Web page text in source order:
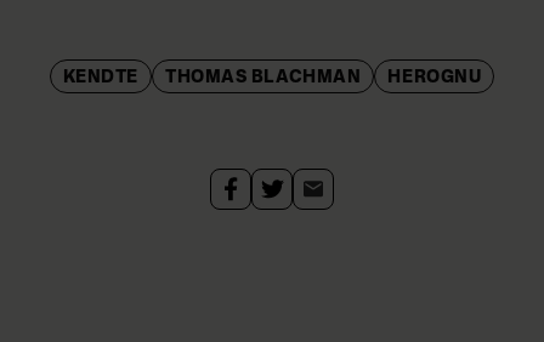
KENDTE THOMAS BLACHMAN HEROGNU